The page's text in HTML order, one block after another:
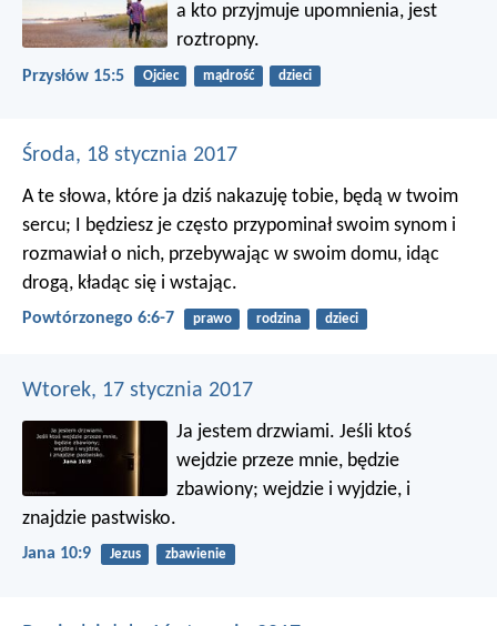
a kto przyjmuje upomnienia, jest
roztropny.
Przysłów 15:5 Ojciec mądrość dzieci
Środa, 18 stycznia 2017
A te słowa, które ja dziś nakazuję tobie, będą w twoim
sercu; I będziesz je często przypominał swoim synom i
rozmawiał o nich, przebywając w swoim domu, idąc
drogą, kładąc się i wstając.
Powtórzonego 6:6-7 prawo rodzina dzieci
Wtorek, 17 stycznia 2017
Ja jestem drzwiami. Jeśli ktoś
wejdzie przeze mnie, będzie
zbawiony; wejdzie i wyjdzie, i
znajdzie pastwisko.
Jana 10:9 Jezus zbawienie